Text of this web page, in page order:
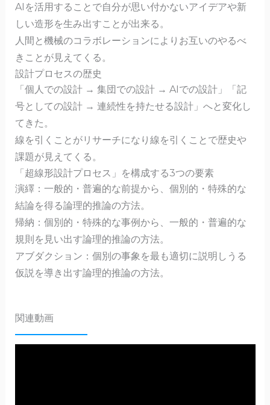
AIを活用することで自分が思い付かないアイデアや新
しい造形を生み出すことが出来る。
人間と機械のコラボレーションによりお互いのやるべ
きことが見えてくる。
設計プロセスの歴史
「個人での設計 → 集団での設計 → AIでの設計」「記
号としての設計 → 連続性を持たせる設計」へと変化し
てきた。
線を引くことがリサーチになり線を引くことで歴史や
課題が見えてくる。
「超線形設計プロセス」を構成する3つの要素
演繹：一般的・普遍的な前提から、個別的・特殊的な
結論を得る論理的推論の方法。
帰納：個別的・特殊的な事例から、一般的・普遍的な
規則を見い出す論理的推論の方法。
アブダクション：個別の事象を最も適切に説明しうる
仮説を導き出す論理的推論の方法。
関連動画